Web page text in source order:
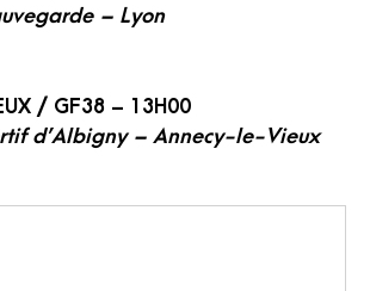
– Lyon
/ GF38 – 13H00
d’Albigny – Annecy-le-Vieux